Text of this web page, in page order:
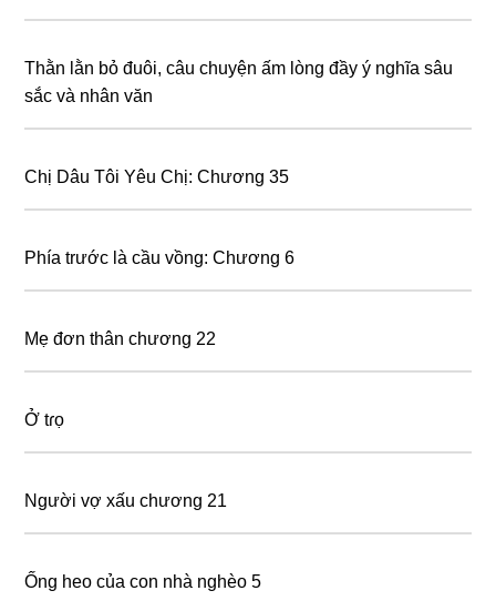
Thằn lằn bỏ đuôi, câu chuyện ấm lòng đầy ý nghĩa sâu
sắc và nhân văn
Chị Dâu Tôi Yêu Chị: Chương 35
Phía trước là cầu vồng: Chương 6
Mẹ đơn thân chương 22
Ở tɾọ
Người vợ xấu chương 21
Ống heo của con nhà nghèo 5